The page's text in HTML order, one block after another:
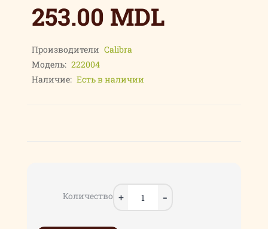
253.00 MDL
Производители Calibra
Модель: 222004
Наличие: Есть в наличии
Количество